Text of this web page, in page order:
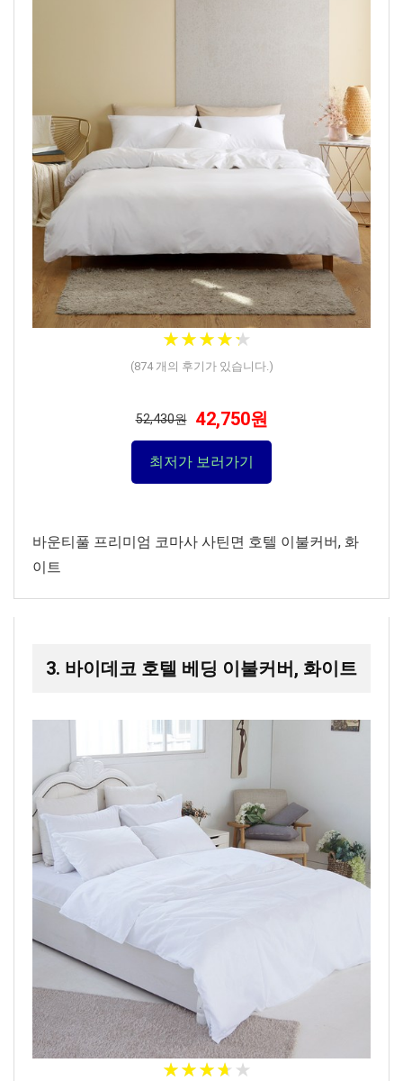
★★★★★
★★★★★
(874개의 후기가 있습니다.)
52,430원 42,750원
최저가 보러가기
바운티풀 프리미엄 코마사 사틴면 호텔 이불커버, 화
이트
3. 바이데코 호텔 베딩 이불커버, 화이트
★★★★ ★
★★★★ ★